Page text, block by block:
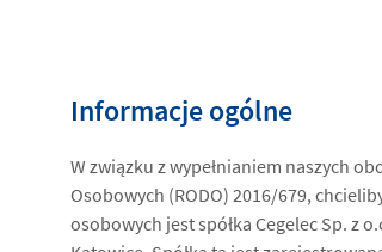
Informacje ogólne
W związku z wypełnianiem naszych
Osobowych (RODO) 2016/679,
osobowych jest spółka Cegelec Sp. z